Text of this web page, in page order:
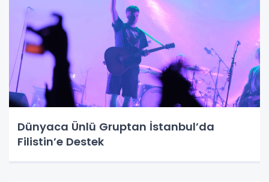
Dünyaca Ünlü Gruptan İstanbul’da
Filistin’e Destek